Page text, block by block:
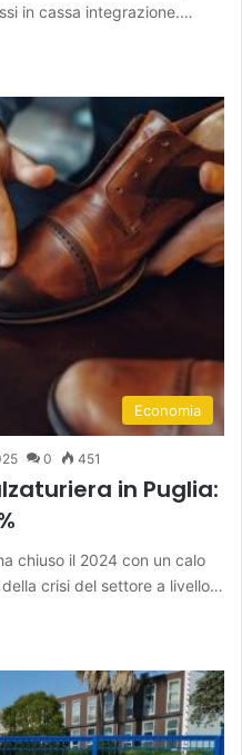
in cassa integrazione.…
Economia
0 451
in Puglia:
chiuso il 2024 con un calo
crisi del settore a livello…